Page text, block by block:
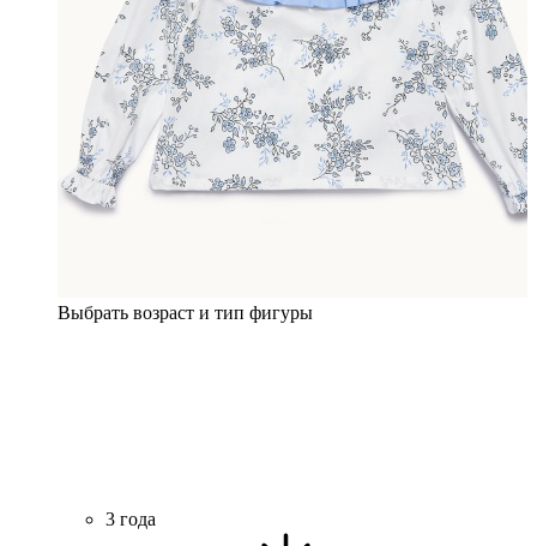
Выбрать возраст и тип фигуры
3 года